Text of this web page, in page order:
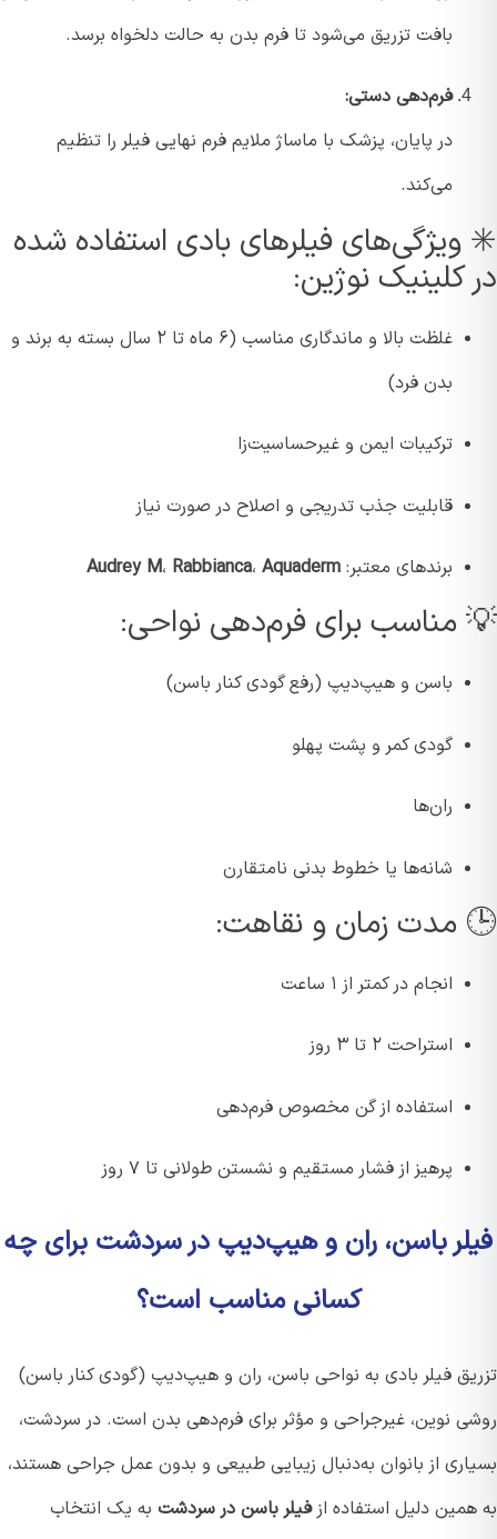
بافت تزریق می‌شود تا فرم بدن به حالت دلخواه برسد.
فرم‌دهی دستی:
در پایان، پزشک با ماساژ ملایم فرم نهایی فیلر را تنظیم
می‌کند.
فیلرهای بادی استفاده شده
کلینیک نوژین:
غلظت بالا و ماندگاری مناسب (۶ ماه تا ۲ سال بسته به برند و
بدن فرد)
ترکیبات ایمن و غیرحساسیت‌زا
قابلیت جذب تدریجی و اصلاح در صورت نیاز
برندهای معتبر: Audrey M،Rabbianca،Aquaderm
مناسب برای فرم‌دهی نواحی:
باسن و هیپ‌دیپ (رفع گودی کنار باسن)
گودی کمر و پشت پهلو
ران‌ها
شانه‌ها یا خطوط بدنی نامتقارن
مدت زمان و نقاهت:
انجام در کمتر از ۱ ساعت
استراحت ۲ تا ۳ روز
استفاده از گن مخصوص فرم‌دهی
پرهیز از فشار مستقیم و نشستن طولانی تا ۷ روز
باسن، ران و هیپ‌دیپ در سردشت برای چه
کسانی مناسب است؟
فیلر بادی به نواحی باسن، ران و هیپ‌دیپ (گودی کنار باسن)
نوین، غیرجراحی و مؤثر برای فرم‌دهی بدن است. در سردشت،
از بانوان به‌دنبال زیبایی طبیعی و بدون عمل جراحی هستند،
دلیل استفاده ازفیلر باسن در سردشتبه یک انتخاب